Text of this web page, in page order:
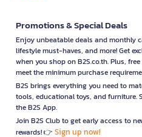
Promotions & Special Deals
Enjoy unbeatable deals and monthly
lifestyle must-haves, and more! Get
when you shop on B2S.co.th. Plus,
meet the minimum purchase
B2S brings everything you need to
tools, educational toys, and furniture.
the B2S App.
Join B2S Club to get early access to
rewards! 👉 Sign up now!